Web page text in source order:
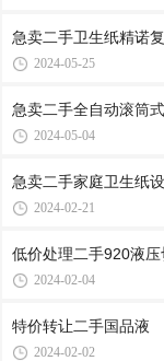
急卖二手卫生纸精诺
2024-05-25
急卖二手全自动滚筒
2024-05-04
急卖二手家庭卫生纸
2024-02-21
低价处理二手920液
2024-02-04
特价转让二手国​‌‌品液
2024-02-02